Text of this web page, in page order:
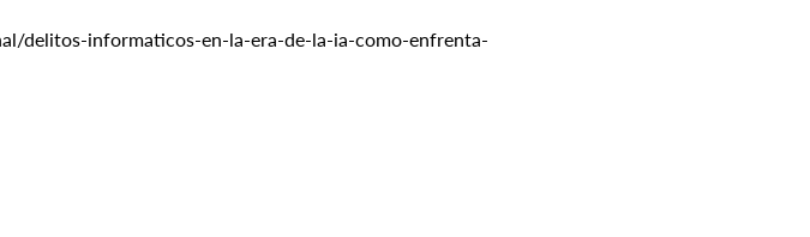
delitos-informaticos-en-la-era-de-la-ia-como-enfrenta-